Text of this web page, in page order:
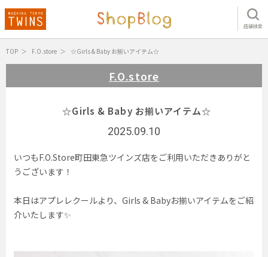
店舗検索
TOP F.O.store ☆Girls & Baby お揃いアイテム☆
F.O.store
☆Girls & Baby お揃いアイテム☆
2025.09.10
いつもF.O.Store町田東急ツインズ店をご利用いただきありがと
うございます！
本日はアプレレクールより、Girls & Babyお揃いアイテムをご紹
介いたします✨